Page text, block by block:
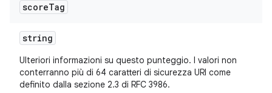
scoreTag
string
Ulteriori informazioni su questo punteggio. I valori non
conterranno più di 64 caratteri di sicurezza URI come
definito dalla sezione 2.3 di RFC 3986.